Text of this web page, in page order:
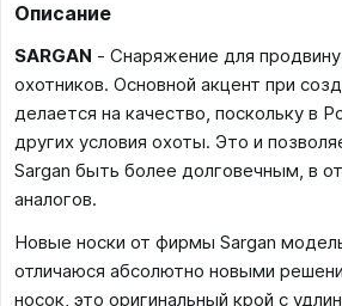
Описание
SARGAN - Снаряжение для
охотников. Основной акцент при
делается на качество, поскольку в
других условия охоты. Это и
Sargan быть более долговечным, в
аналогов.
Новые носки от фирмы Sargan
отличаюся абсолютно новыми
носок, это оригинальный крой с